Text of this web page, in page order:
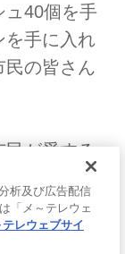
ュ40個を手
を手に入れ
民の皆さん
民が愛する
、激しすぎ
見どころ
力が伝わ
析及び広告配信
「メ～テレウェ
テレウェブサイ